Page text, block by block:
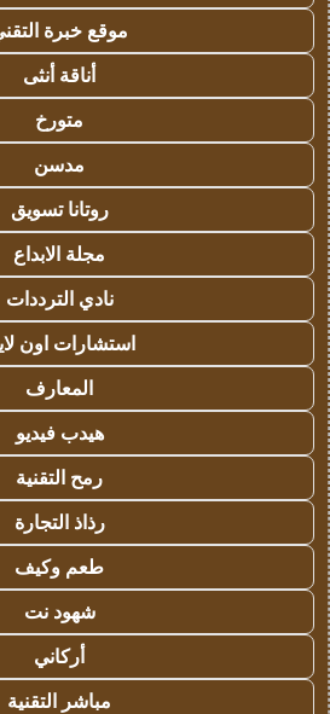
موقع خبرة
أناقة أنثى
متورخ
مدسن
روتانا تسويق
مجلة الابداع
نادي الترددات
استشارات اون
المعارف
هيدب فيديو
رمح التقنية
رذاذ التجارة
طعم وكيف
شهود نت
أركاني
مباشر التقنية